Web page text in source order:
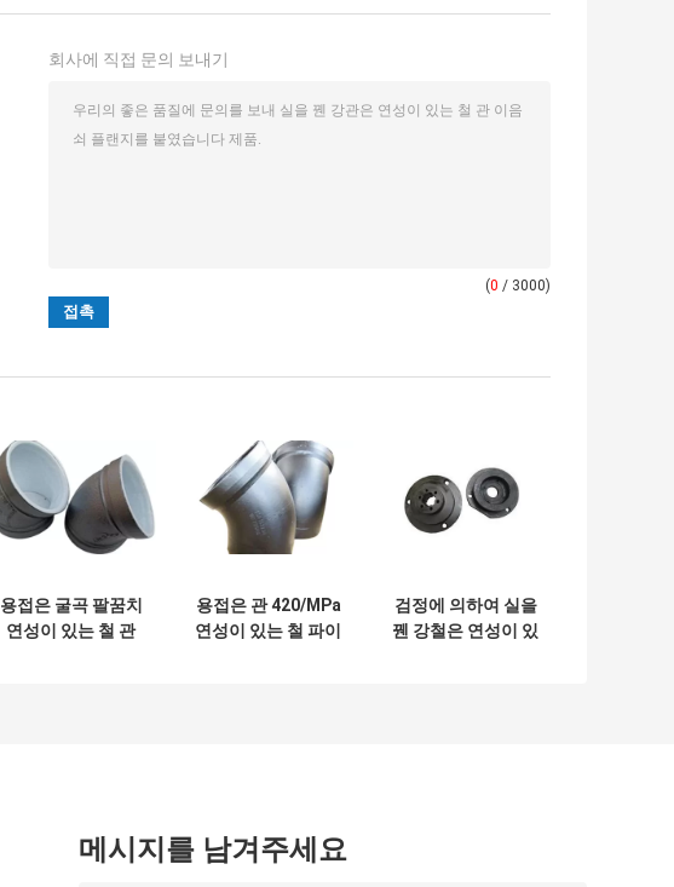
회사에 직접 문의 보내기
(0 / 3000)
용접은 굴곡 팔꿈치
연성이 있는 철 관
용접은 관 420/MPa
연성이 있는 철 파이
검정에 의하여 실을
꿴 강철은 연성이 있
메시지를 남겨주세요